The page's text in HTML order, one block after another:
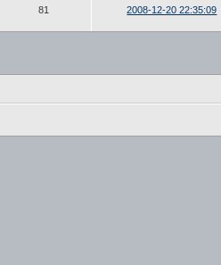
81 2008-12-20 22:35:09